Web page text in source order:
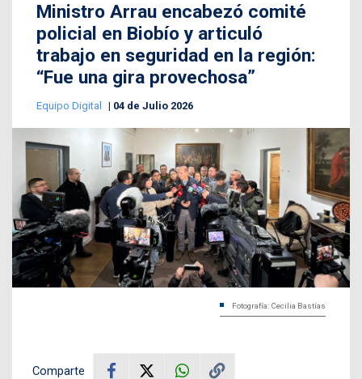
Ministro Arrau encabezó comité
policial en Biobío y articuló
trabajo en seguridad en la región:
“Fue una gira provechosa”
Equipo Digital 04 de Julio 2026
Fotografía: Cecilia Bastías
Comparte